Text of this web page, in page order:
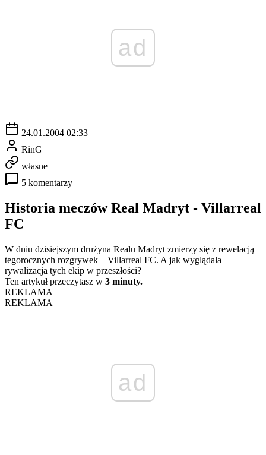
ad
24.01.2004 02:33
RinG
własne
5 komentarzy
Historia meczów Real Madryt - Villarreal
FC
W dniu dzisiejszym drużyna Realu Madryt zmierzy się z rewelacją
tegorocznych rozgrywek – Villarreal FC. A jak wyglądała
rywalizacja tych ekip w przeszłości?
Ten artykuł przeczytasz w 3 minuty.
REKLAMA
REKLAMA
ad